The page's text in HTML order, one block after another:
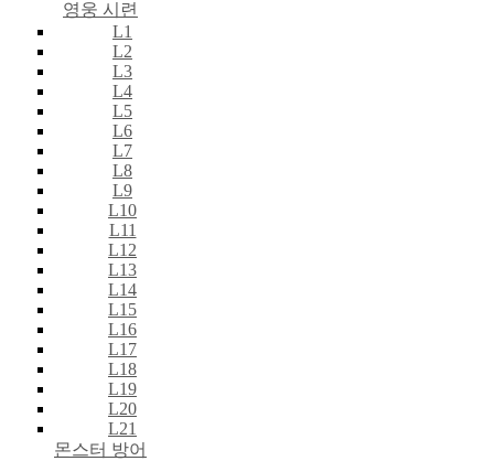
영웅 시련
L1
L2
L3
L4
L5
L6
L7
L8
L9
L10
L11
L12
L13
L14
L15
L16
L17
L18
L19
L20
L21
몬스터 방어